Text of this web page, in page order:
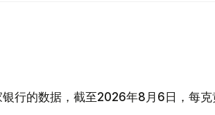
银行的数据，截至2026年8月6日，每克